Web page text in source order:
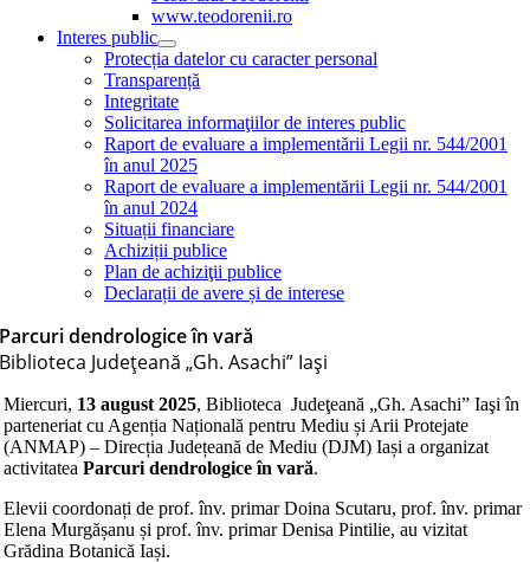
www.teodorenii.ro
Interes public
Protecția datelor cu caracter personal
Transparență
Integritate
Solicitarea informaţiilor de interes public
Raport de evaluare a implementării Legii nr. 544/2001
în anul 2025
Raport de evaluare a implementării Legii nr. 544/2001
în anul 2024
Situații financiare
Achiziții publice
Plan de achiziţii publice
Declarații de avere și de interese
Parcuri dendrologice în vară
Biblioteca Judeţeană „Gh. Asachi” Iaşi
Miercuri, 13 august 2025, Biblioteca Judeţeană „Gh. Asachi” Iaşi în
parteneriat cu Agenția Națională pentru Mediu și Arii Protejate
(ANMAP) – Direcția Județeană de Mediu (DJM) Iași a organizat
activitatea Parcuri dendrologice în vară.
Elevii coordonați de prof. înv. primar Doina Scutaru, prof. înv. primar
Elena Murgășanu și prof. înv. primar Denisa Pintilie, au vizitat
Grădina Botanică Iași.